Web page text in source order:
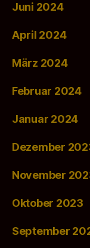
Juni 2024
April 2024
März 2024
Februar 2024
Januar 2024
Dezember
November
Oktober 2023
September